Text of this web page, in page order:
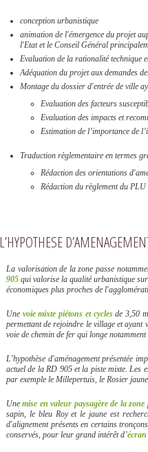
conception urbanistique
animation de l'émergence du projet
l'Etat et le Conseil Général
Evaluation de la rationalité technique
Adéquation du projet aux demandes
Montage du dossier d'entrée de ville
Evaluation des facteurs
Evaluation des impacts et
Estimation de l’importance de
Traduction règlementaire en termes
Rédaction des orientations
Rédaction du règlement du PLU
L’HYPOTHESE
La valorisation de la zone passe
905 qui valorise la qualité urbanistique
économiques plus proches de
Une voie mixte piétons et cyclesde 3,50
permettant de rejoindre le village et
voie de chemin de fer qui longe
L'hypothèse d'aménagement présentée
actuel de la RD 905 et la piste mixte. Les
par exemple le Millepertuis, le Rosier
Unemise en valeur paysagère de la zone
sapin, le bleu Roy et le jaune est
d'alignement présents en certains
conservés, pour leur grand intérêt d’